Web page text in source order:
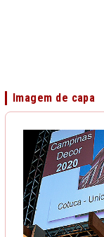
Imagem de capa